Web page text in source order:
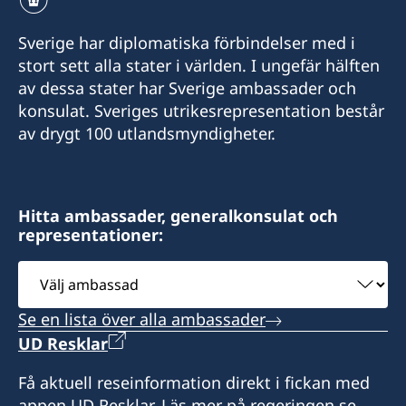
Sverige har diplomatiska förbindelser med i
stort sett alla stater i världen. I ungefär hälften
av dessa stater har Sverige ambassader och
konsulat. Sveriges utrikesrepresentation består
av drygt 100 utlandsmyndigheter.
Hitta ambassader, generalkonsulat och
representationer:
Välj
ambassad
Se en lista över alla ambassader
UD Resklar
Få aktuell reseinformation direkt i fickan med